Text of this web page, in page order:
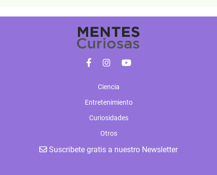
Ciencia
Entretenimiento
Curiosidades
Otros
Suscribete gratis a nuestro Newsletter